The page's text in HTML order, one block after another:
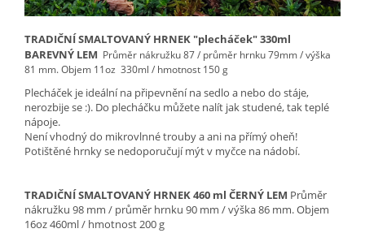
TRADIČNÍ SMALTOVANÝ HRNEK "plecháček" 330ml
BAREVNÝ LEM Průměr nákružku 87 / průměr hrnku 79mm / výška
81 mm.Objem 11oz 330ml / hmotnost 150 g
Plecháček je ideální na připevnění na sedlo a nebo do stáje,
nerozbije se :). Do plecháčku můžete nalít jak studené, tak teplé
nápoje.
Není vhodný do mikrovlnné troubya ani na přímý oheň!
Potištěné hrnky se nedoporučují mýt v myčce na nádobí.
TRADIČNÍ SMALTOVANÝ HRNEK 460 ml ČERNÝ LEM Průměr
nákružku 98 mm / průměr hrnku 90 mm / výška 86 mm. Objem
16oz 460ml / hmotnost 200 g